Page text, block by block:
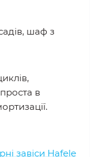
шаф з
в
завіси Hafele